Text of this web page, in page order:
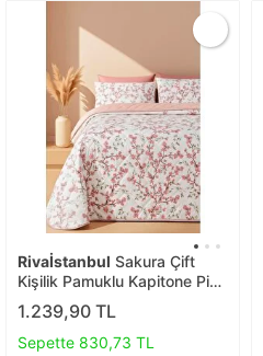
Rivaİstanbul Sakura Çift
Kişilik Pamuklu Kapitone Pike
& Yatak Örtüsü
1.239,90 TL
Sepette 830,73 TL